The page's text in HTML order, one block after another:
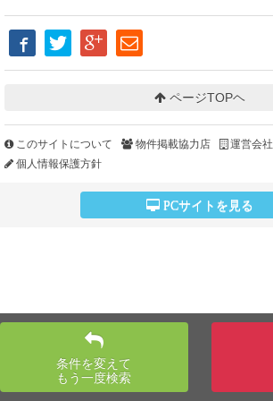
条件を変えて
もう一度検索
ページTOPヘ
このサイトについて 物件掲載協力店 運営会社
個人情報保護方針
PCサイトを見る